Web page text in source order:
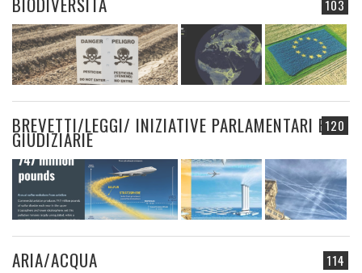
103
120
BREVETTI/LEGGI/ INIZIATIVE PARLAMENTARI E
GIUDIZIARIE
114
ARIA/ACQUA